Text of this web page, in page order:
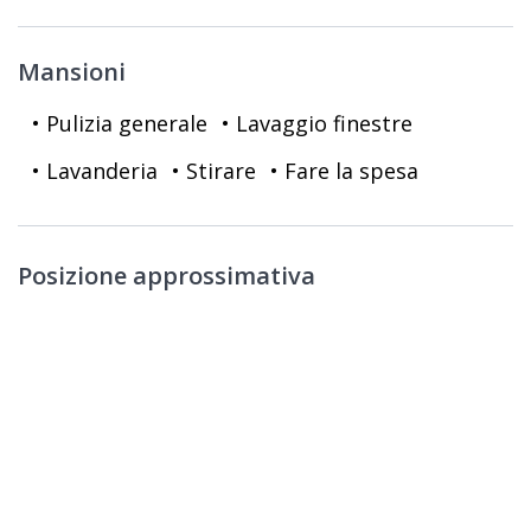
Mansioni
• Pulizia generale • Lavaggio finestre
• Lavanderia • Stirare • Fare la spesa
Posizione approssimativa